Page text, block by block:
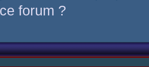
forum ?